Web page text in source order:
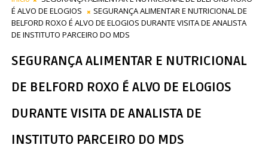
É ALVO DE ELOGIOS
SEGURANÇA ALIMENTAR E NUTRICIONAL DE
BELFORD ROXO É ALVO DE ELOGIOS DURANTE VISITA DE ANALISTA
DE INSTITUTO PARCEIRO DO MDS
SEGURANÇA ALIMENTAR E NUTRICIONAL
DE BELFORD ROXO É ALVO DE ELOGIOS
DURANTE VISITA DE ANALISTA DE
INSTITUTO PARCEIRO DO MDS